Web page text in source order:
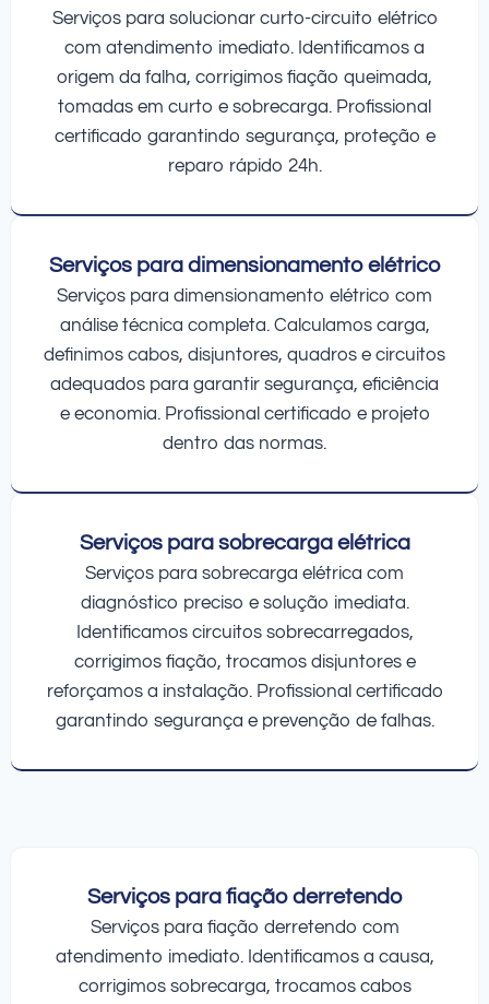
Serviços para solucionar curto-circuito elétrico
com atendimento imediato. Identificamos a
origem da falha, corrigimos fiação queimada,
tomadas em curto e sobrecarga. Profissional
certificado garantindo segurança, proteção e
reparo rápido 24h.
Serviços para dimensionamento elétrico
Serviços para dimensionamento elétrico com
análise técnica completa. Calculamos carga,
definimos cabos, disjuntores, quadros e circuitos
adequados para garantir segurança, eficiência
e economia. Profissional certificado e projeto
dentro das normas.
Serviços para sobrecarga elétrica
Serviços para sobrecarga elétrica com
diagnóstico preciso e solução imediata.
Identificamos circuitos sobrecarregados,
corrigimos fiação, trocamos disjuntores e
reforçamos a instalação. Profissional certificado
garantindo segurança e prevenção de falhas.
Serviços para fiação derretendo
Serviços para fiação derretendo com
atendimento imediato. Identificamos a causa,
corrigimos sobrecarga, trocamos cabos